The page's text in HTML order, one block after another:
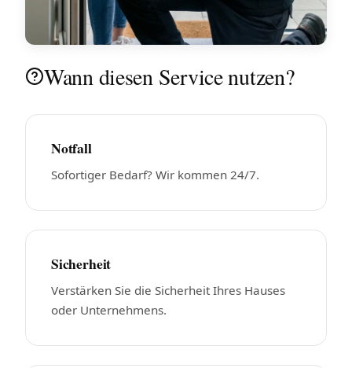
Wann diesen Service nutzen?
Notfall
Sofortiger Bedarf? Wir kommen 24/7.
Sicherheit
Verstärken Sie die Sicherheit Ihres Hauses
oder Unternehmens.